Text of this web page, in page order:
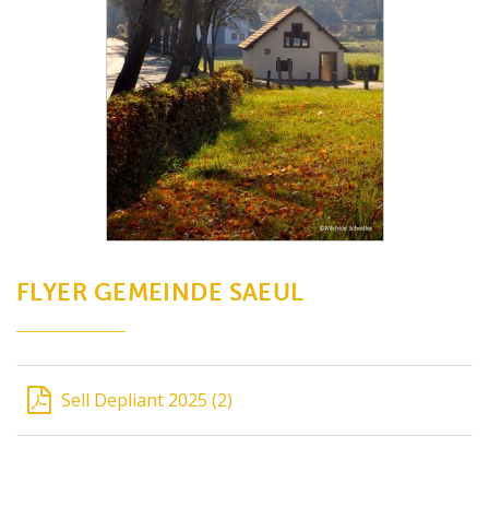
FLYER GEMEINDE SAEUL
Sell Depliant 2025 (2)